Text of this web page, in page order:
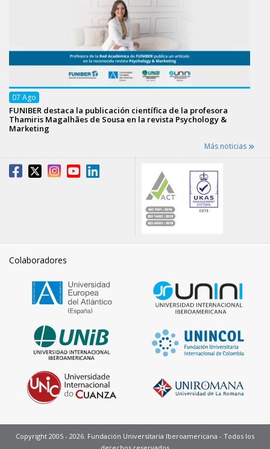
07 Ago
FUNIBER destaca la publicación científica de la profesora
Thamiris Magalhães de Sousa en la revista Psychology &
Marketing
Más noticias
Colaboradores
Copyright 2005 - 2026. Fundación Universitaria Iberoamericana - Todos los